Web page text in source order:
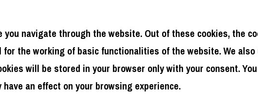
navigate through the website. Out of these cookies, the
the working of basic functionalities of the website. We
will be stored in your browser only with your consent.
an effect on your browsing experience.